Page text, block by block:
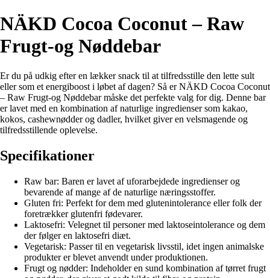
NÄKD Cocoa Coconut – Raw
Frugt-og Nøddebar
Er du på udkig efter en lækker snack til at tilfredsstille den lette sult
eller som et energiboost i løbet af dagen? Så er NÄKD Cocoa Coconut
– Raw Frugt-og Nøddebar måske det perfekte valg for dig. Denne bar
er lavet med en kombination af naturlige ingredienser som kakao,
kokos, cashewnødder og dadler, hvilket giver en velsmagende og
tilfredsstillende oplevelse.
Specifikationer
Raw bar: Baren er lavet af uforarbejdede ingredienser og
bevarende af mange af de naturlige næringsstoffer.
Gluten fri: Perfekt for dem med glutenintolerance eller folk der
foretrækker glutenfri fødevarer.
Laktosefri: Velegnet til personer med laktoseintolerance og dem
der følger en laktosefri diæt.
Vegetarisk: Passer til en vegetarisk livsstil, idet ingen animalske
produkter er blevet anvendt under produktionen.
Frugt og nødder: Indeholder en sund kombination af tørret frugt